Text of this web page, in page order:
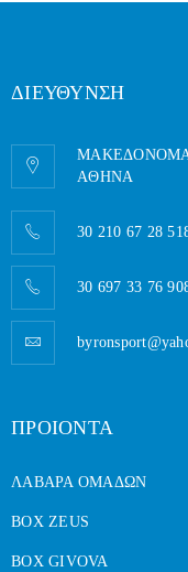
ΔΙΕΥΘΥΝΣΗ
AΘΗΝΑ
30 210 67 28
30 697 33 76
ΠΡΟΙΟΝΤΑ
ΛΑΒΑΡΑ ΟΜΑΔΩΝ
BOX ZEUS
BOX GIVOVA